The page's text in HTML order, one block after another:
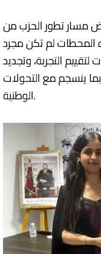
مسار تطور الحزب من
المحطات لم تكن مجرد
التجربة، وتجديد
ينسجم مع التحولات
الوطنية.